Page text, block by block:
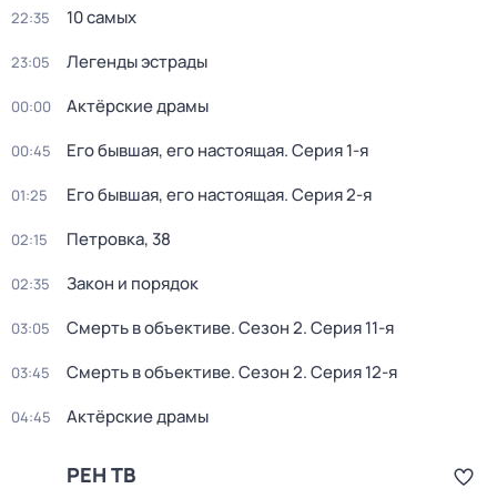
22:35 10 самых
23:05 Легенды эстрады
00:00 Актёрские драмы
00:45 Его бывшая, его настоящая. Серия 1-я
01:25 Его бывшая, его настоящая. Серия 2-я
02:15 Петровка, 38
02:35 Закон и порядок
03:05 Смерть в объективе. Сезон 2. Серия 11-я
03:45 Смерть в объективе. Сезон 2. Серия 12-я
04:45 Актёрские драмы
РЕН ТВ